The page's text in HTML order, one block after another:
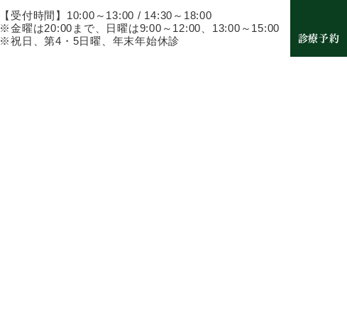
【受付時間】10:00～13:00 / 14:30～18:00
※金曜は20:00まで、日曜は9:00～12:00、13:00～15:00
※祝日、第4・5日曜、年末年始休診
診療予約